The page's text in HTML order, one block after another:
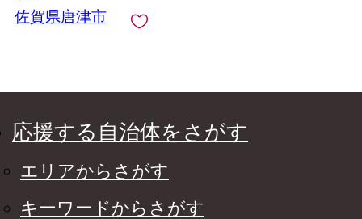
佐賀県唐津市
応援する自治体をさがす
エリアからさがす
キーワードからさがす